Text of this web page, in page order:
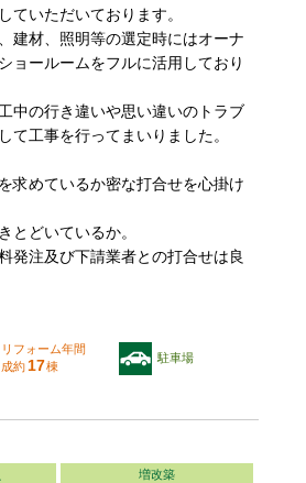
ていただいております。
建材、照明等の選定時にはオーナ
ョールームをフルに活用しており
中の行き違いや思い違いのトラブ
て工事を行ってまいりました。
求めているか密な打合せを心掛け
とどいているか。
発注及び下請業者との打合せは良
リフォーム年間
成約 17棟
駐車場
増改築